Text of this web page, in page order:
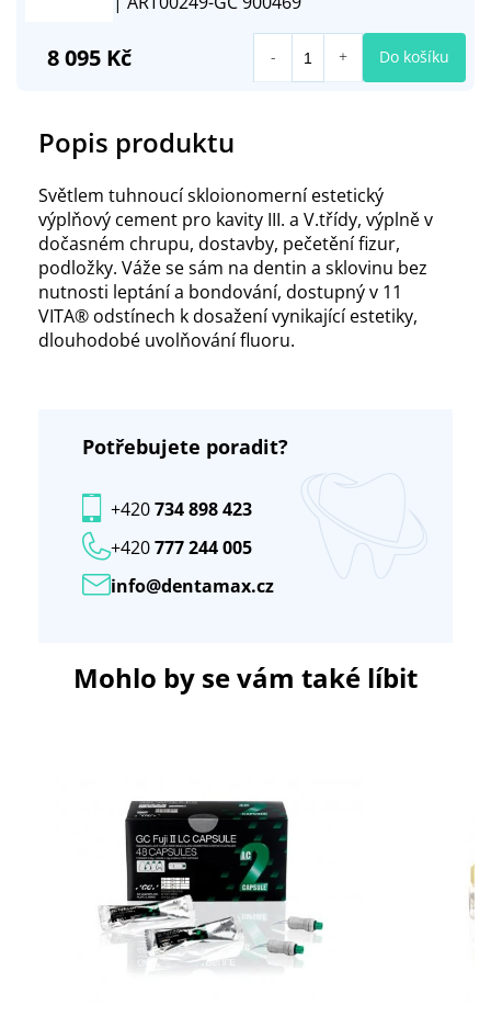
Popis produktu
Světlem tuhnoucí skloionomerní estetický
výplňový cement pro kavity III. a V.třídy, výplně v
dočasném chrupu, dostavby, pečetění fizur,
podložky. Váže se sám na dentin a sklovinu bez
nutnosti leptání a bondování, dostupný v 11
VITA® odstínech k dosažení vynikající estetiky,
dlouhodobé uvolňování fluoru.
Potřebujete poradit?
info@dentamax.cz
+420777 244 005
+420734 898 423
Mohlo by se vám také líbit
8 095 Kč Do košíku